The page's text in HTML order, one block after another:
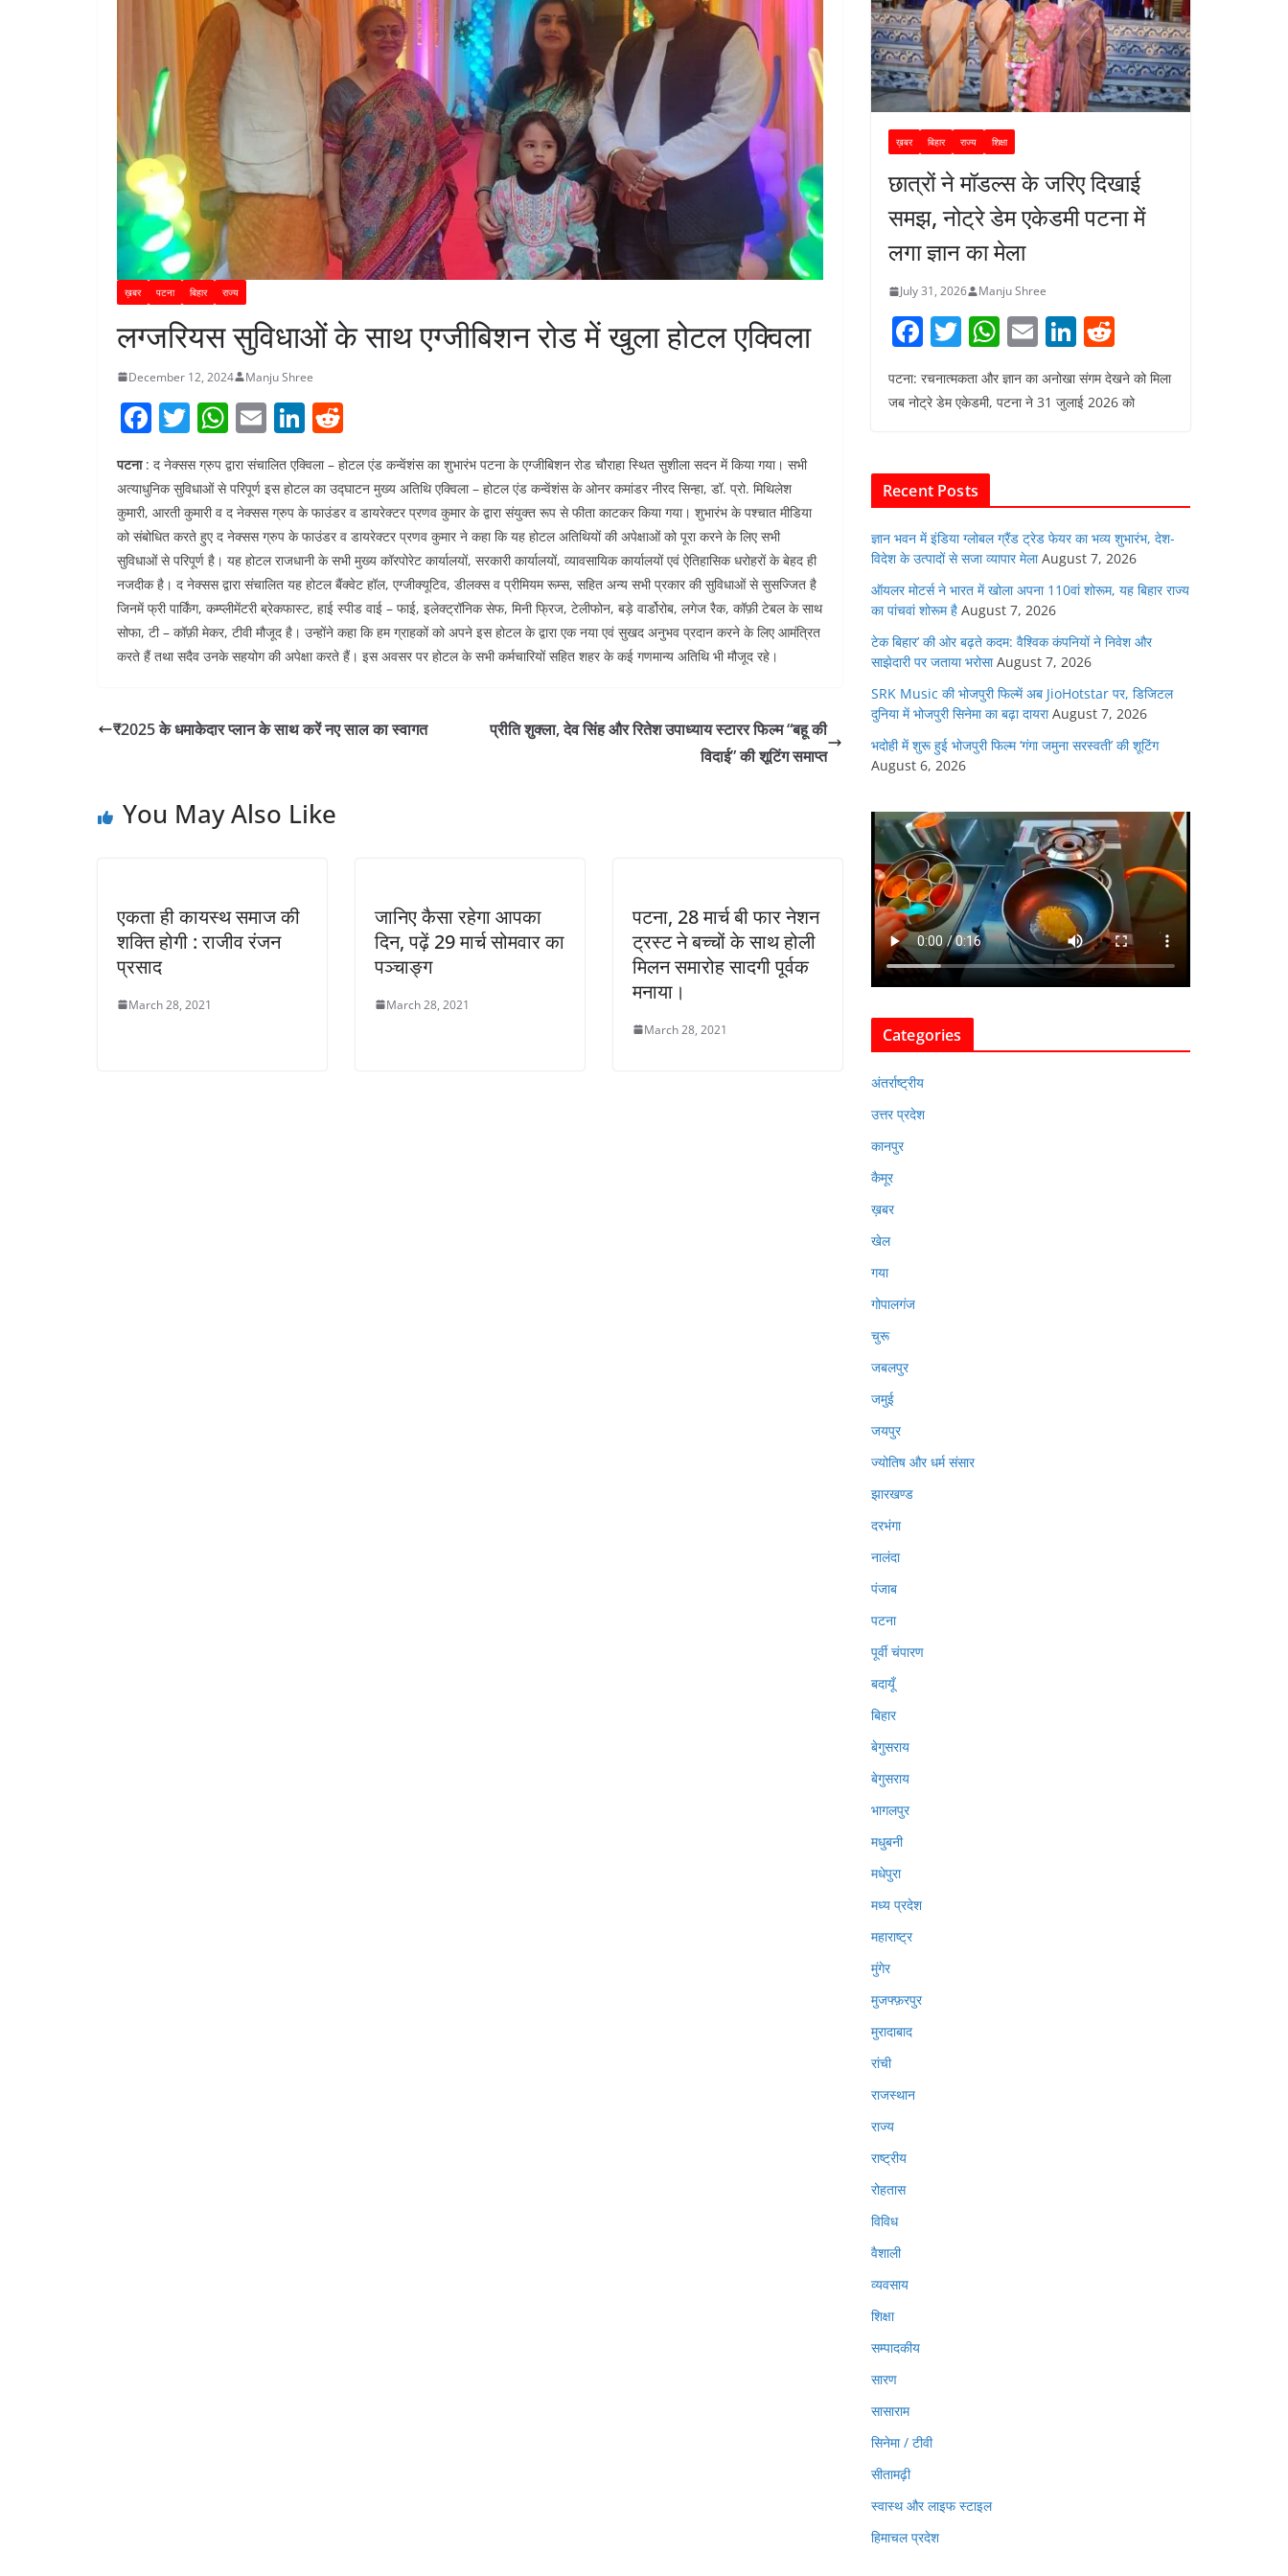
ख़बर पटना बिहार राज्य
लग्जरियस सुविधाओं के साथ एग्जीबिशन रोड में खुला होटल एक्विला
December 12, 2024 Manju Shree
F
a
c
e
b
o
o
k
T
itt
er
W
at
s
A
p
p
E
m
ai
l
Li
k
e
dI
n
e
d
di
t
पटना: द नेक्सस ग्रुप द्वारा संचालित एक्विला – होटल एंड कन्वेंशंस का शुभारंभ पटना के एग्जीबिशन रोड चौराहा स्थित सुशीला सदन में किया गया। सभी
अत्याधुनिक सुविधाओं से परिपूर्ण इस होटल का उद्घाटन मुख्य अतिथि एक्विला – होटल एंड कन्वेंशंस के ओनर कमांडर नीरद सिन्हा, डॉ. प्रो. मिथिलेश
कुमारी, आरती कुमारी व द नेक्सस ग्रुप के फाउंडर व डायरेक्टर प्रणव कुमार के द्वारा संयुक्त रूप से फीता काटकर किया गया। शुभारंभ के पश्चात मीडिया
को संबोधित करते हुए द नेक्सस ग्रुप के फाउंडर व डायरेक्टर प्रणव कुमार ने कहा कि यह होटल अतिथियों की अपेक्षाओं को पूरा करने के लिए सभी
सुविधाओं से परिपूर्ण है। यह होटल राजधानी के सभी मुख्य कॉरपोरेट कार्यालयों, सरकारी कार्यालयों, व्यावसायिक कार्यालयों एवं ऐतिहासिक धरोहरों के बेहद ही
नजदीक है। द नेक्सस द्वारा संचालित यह होटल बैंक्वेट हॉल, एग्जीक्यूटिव, डीलक्स व प्रीमियम रूम्स, सहित अन्य सभी प्रकार की सुविधाओं से सुसज्जित है
जिनमें फ्री पार्किंग, कम्प्लीमेंटरी ब्रेकफास्ट, हाई स्पीड वाई – फाई, इलेक्ट्रॉनिक सेफ, मिनी फ्रिज, टेलीफोन, बड़े वार्डोरोब, लगेज रैक, कॉफ़ी टेबल के साथ
सोफा, टी – कॉफ़ी मेकर, टीवी मौजूद है। उन्होंने कहा कि हम ग्राहकों को अपने इस होटल के द्वारा एक नया एवं सुखद अनुभव प्रदान करने के लिए आमंत्रित
करते हैं तथा सदैव उनके सहयोग की अपेक्षा करते हैं। इस अवसर पर होटल के सभी कर्मचारियों सहित शहर के कई गणमान्य अतिथि भी मौजूद रहे।
₹2025 के धमाकेदार प्लान के साथ करें नए साल का स्वागत
प्रीति शुक्ला, देव सिंह और रितेश उपाध्याय स्टारर फिल्म “बहू की
विदाई” की शूटिंग समाप्त
You May Also Like
एकता ही कायस्थ समाज की
शक्ति होगी : राजीव रंजन
प्रसाद
March 28, 2021
जानिए कैसा रहेगा आपका
दिन, पढ़ें 29 मार्च सोमवार का
पञ्चाङ्ग
March 28, 2021
पटना, 28 मार्च बी फार नेशन
ट्रस्ट ने बच्चों के साथ होली
मिलन समारोह सादगी पूर्वक
मनाया।
March 28, 2021
ख़बर बिहार राज्य शिक्षा
छात्रों ने मॉडल्स के जरिए दिखाई
समझ, नोट्रे डेम एकेडमी पटना में
लगा ज्ञान का मेला
July 31, 2026 Manju Shree
F
c
e
o
o
k
T
itt
W
at
p
E
m
ai
Li
n
k
e
e
d
पटना: रचनात्मकता और ज्ञान का अनोखा संगम देखने को मिला
जब नोट्रे डेम एकेडमी, पटना ने 31 जुलाई 2026 को
Recent Posts
ज्ञान भवन में इंडिया ग्लोबल ग्रैंड ट्रेड फेयर का भव्य शुभारंभ, देश-
विदेश के उत्पादों से सजा व्यापार मेला August 7, 2026
ऑयलर मोटर्स ने भारत में खोला अपना 110वां शोरूम, यह बिहार राज्य
का पांचवां शोरूम है August 7, 2026
टेक बिहार’ की ओर बढ़ते कदम: वैश्विक कंपनियों ने निवेश और
साझेदारी पर जताया भरोसा August 7, 2026
SRK Music की भोजपुरी फिल्में अब JioHotstar पर, डिजिटल
दुनिया में भोजपुरी सिनेमा का बढ़ा दायरा August 7, 2026
भदोही में शुरू हुई भोजपुरी फिल्म ‘गंगा जमुना सरस्वती’ की शूटिंग
August 6, 2026
Categories
अंतर्राष्ट्रीय
उत्तर प्रदेश
कानपुर
कैमूर
ख़बर
खेल
गया
गोपालगंज
चुरू
जबलपुर
जमुई
जयपुर
ज्योतिष और धर्म संसार
झारखण्ड
दरभंगा
नालंदा
पंजाब
पटना
पूर्वी चंपारण
बदायूँ
बिहार
बेगुसराय
बेगुसराय
भागलपुर
मधुबनी
मधेपुरा
मध्य प्रदेश
महाराष्ट्र
मुंगेर
मुजफ्फ़रपुर
मुरादाबाद
रांची
राजस्थान
राज्य
राष्ट्रीय
रोहतास
विविध
वैशाली
व्यवसाय
शिक्षा
सम्पादकीय
सारण
सासाराम
सिनेमा / टीवी
सीतामढ़ी
स्वास्थ और लाइफ स्टाइल
हिमाचल प्रदेश